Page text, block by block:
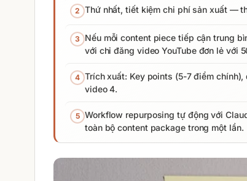
2 Thứ nhất, tiết kiệm chi phí sản xuất —
3
Nếu mỗi content piece tiếp cận trung
với chỉ đăng video YouTube đơn lẻ với
4 Trích xuất: Key points (5-7 điểm
video 4.
5 Workflow repurposing tự động với
toàn bộ content package trong một lần.